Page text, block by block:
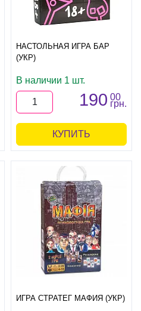
НАСТОЛЬНАЯ ИГРА БАР
(УКР)
В наличии 1 шт.
190 00
грн.
КУПИТЬ
ИГРА СТРАТЕГ МАФИЯ (УКР)